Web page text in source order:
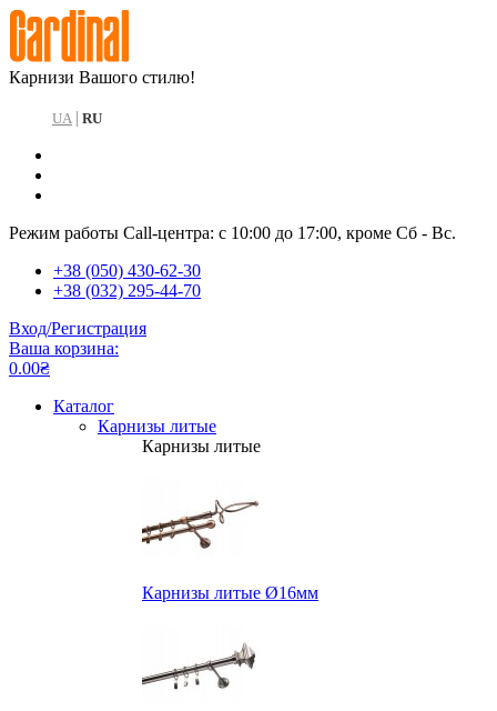
Карнизи Вашого стилю!
UA | RU
Режим работы Call-центра: с 10:00 до 17:00, кроме Сб - Вс.
+38 (050) 430-62-30
+38 (032) 295-44-70
Вход/Регистрация
Ваша корзина:
0.00₴
Каталог
Карнизы литые
Карнизы литые
Карнизы литые Ø16мм